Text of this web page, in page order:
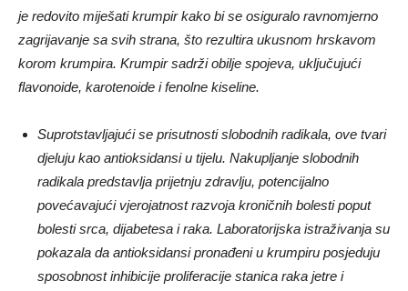
je redovito miješati krumpir kako bi se osiguralo ravnomjerno
zagrijavanje sa svih strana, što rezultira ukusnom hrskavom
korom krumpira. Krumpir sadrži obilje spojeva, uključujući
flavonoide, karotenoide i fenolne kiseline.
Suprotstavljajući se prisutnosti slobodnih radikala, ove tvari
djeluju kao antioksidansi u tijelu. Nakupljanje slobodnih
radikala predstavlja prijetnju zdravlju, potencijalno
povećavajući vjerojatnost razvoja kroničnih bolesti poput
bolesti srca, dijabetesa i raka. Laboratorijska istraživanja su
pokazala da antioksidansi pronađeni u krumpiru posjeduju
sposobnost inhibicije proliferacije stanica raka jetre i